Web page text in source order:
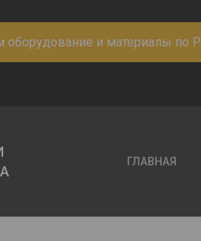
оборудование и материалы по
ГЛАВНАЯ